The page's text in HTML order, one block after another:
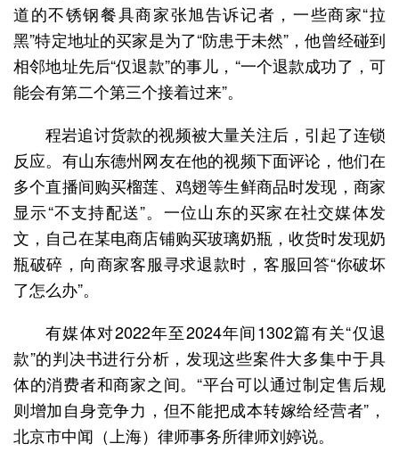
道的不锈钢餐具商家张旭告诉记者，一些商家“拉
黑”特定地址的买家是为了“防患于未然”，他曾经碰到
相邻地址先后“仅退款”的事儿，“一个退款成功了，可
能会有第二个第三个接着过来”。
程岩追讨货款的视频被大量关注后，引起了连锁
反应。有山东德州网友在他的视频下面评论，他们在
多个直播间购买榴莲、鸡翅等生鲜商品时发现，商家
显示“不支持配送”。一位山东的买家在社交媒体发
文，自己在某电商店铺购买玻璃奶瓶，收货时发现奶
瓶破碎，向商家客服寻求退款时，客服回答“你破坏
了怎么办”。
有媒体对2022年至2024年间1302篇有关“仅退
款”的判决书进行分析，发现这些案件大多集中于具
体的消费者和商家之间。“平台可以通过制定售后规
则增加自身竞争力，但不能把成本转嫁给经营者”，
北京市中闻（上海）律师事务所律师刘婷说。